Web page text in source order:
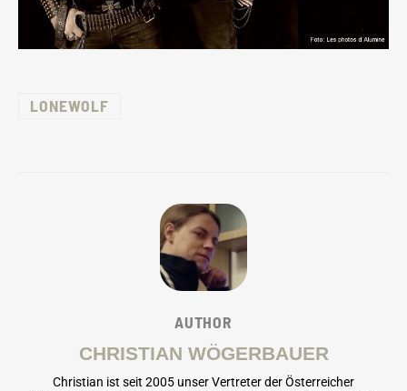
LONEWOLF
AUTHOR
CHRISTIAN WÖGERBAUER
Christian ist seit 2005 unser Vertreter der Österreicher